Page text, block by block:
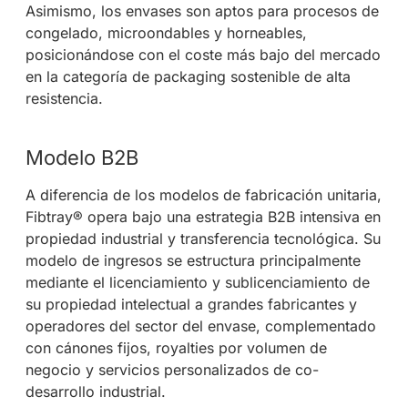
Asimismo, los envases son aptos para procesos de
congelado, microondables y horneables,
posicionándose con el coste más bajo del mercado
en la categoría de packaging sostenible de alta
resistencia.
Modelo B2B
A diferencia de los modelos de fabricación unitaria,
Fibtray® opera bajo una estrategia B2B intensiva en
propiedad industrial y transferencia tecnológica. Su
modelo de ingresos se estructura principalmente
mediante el licenciamiento y sublicenciamiento de
su propiedad intelectual a grandes fabricantes y
operadores del sector del envase, complementado
con cánones fijos, royalties por volumen de
negocio y servicios personalizados de co-
desarrollo industrial.